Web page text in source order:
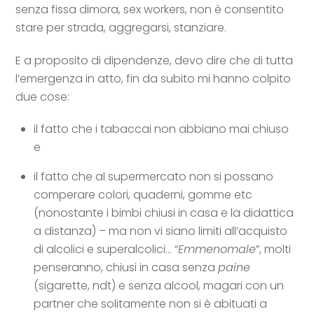
senza fissa dimora, sex workers, non è consentito
stare per strada, aggregarsi, stanziare.
E a proposito di dipendenze, devo dire che di tutta
l’emergenza in atto, fin da subito mi hanno colpito
due cose:
il fatto che i tabaccai non abbiano mai chiuso
e
il fatto che al supermercato non si possano
comperare colori, quaderni, gomme etc
(nonostante i bimbi chiusi in casa e la didattica
a distanza) – ma non vi siano limiti all’acquisto
di alcolici e superalcolici… “Emmenomale”, molti
penseranno, chiusi in casa senza paine
(sigarette, ndt) e senza alcool, magari con un
partner che solitamente non si è abituati a